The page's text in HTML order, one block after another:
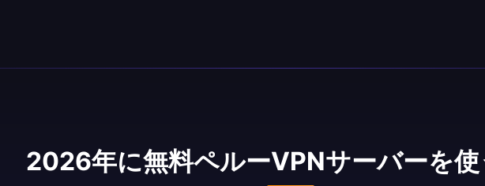
2026年に無料ペルーVPNサーバーを使